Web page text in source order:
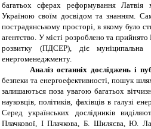
багатьох сферах реформування
Україною своїм досвідом та знанням.
пострадянському просторі, в якому було
агентство. У місті розроблено та прийнято
розвитку (ПДСЕР), діє муніципальна
енергоменеджменту.
Аналіз останніх досліджень і
безпеки та енергоефективності, пошук
залишаються поза увагою багатьох
науковців, політиків, фахівців в галузі
Серед українських дослідників
Плачкової, І Плачкова, Б. Шиляєва, Ю.